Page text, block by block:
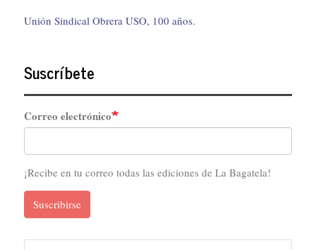
Unión Sindical Obrera USO, 100 años.
Suscríbete
Correo electrónico
¡Recibe en tu correo todas las ediciones de La Bagatela!
Suscribirse